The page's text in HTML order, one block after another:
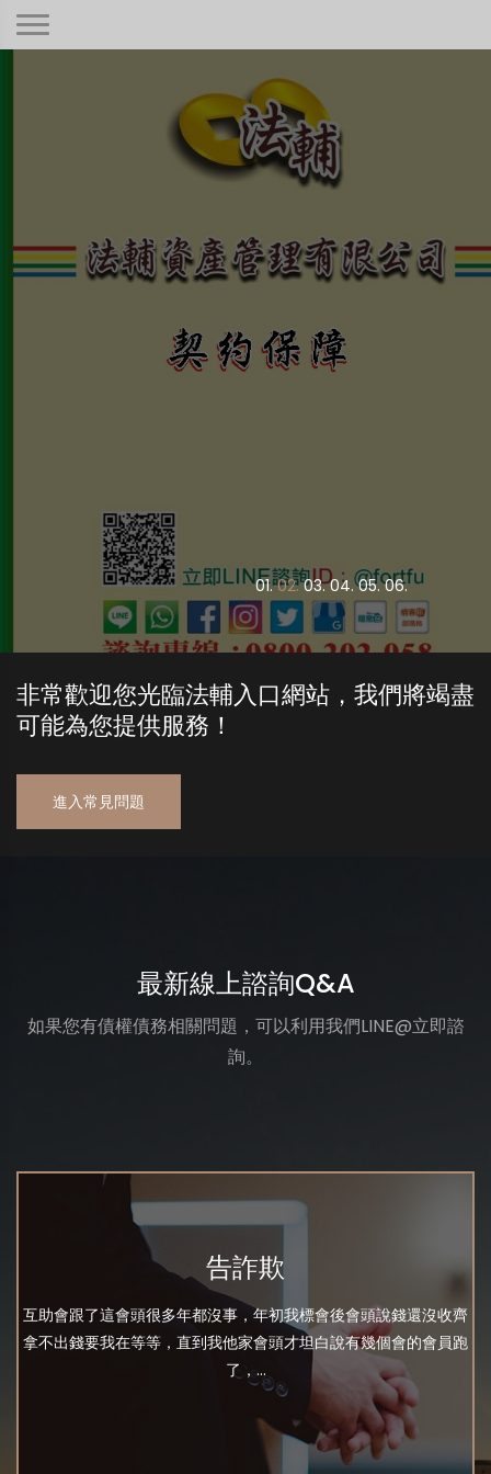
01. 02. 03. 04. 05. 06.
非常歡迎您光臨法輔入口網站，我們將竭盡
可能為您提供服務！
進入常見問題
最新線上諮詢Q&A
如果您有債權債務相關問題，可以利用我們LINE@立即諮
詢。
告詐欺
互助會跟了這會頭很多年都沒事，年初我標會後會頭說錢還沒收齊
拿不出錢要我在等等，直到我他家會頭才坦白說有幾個會的會員跑
了，...